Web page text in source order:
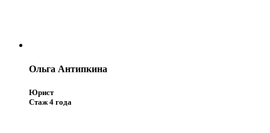
Ольга Антипкина
Юрист
Стаж 4 года